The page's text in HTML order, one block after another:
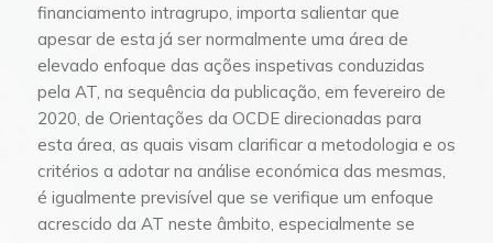
financiamento intragrupo, importa salientar que
apesar de esta já ser normalmente uma área de
elevado enfoque das ações inspetivas conduzidas
pela AT, na sequência da publicação, em fevereiro de
2020, de Orientações da OCDE direcionadas para
esta área, as quais visam clarificar a metodologia e os
critérios a adotar na análise económica das mesmas,
é igualmente previsível que se verifique um enfoque
acrescido da AT neste âmbito, especialmente se